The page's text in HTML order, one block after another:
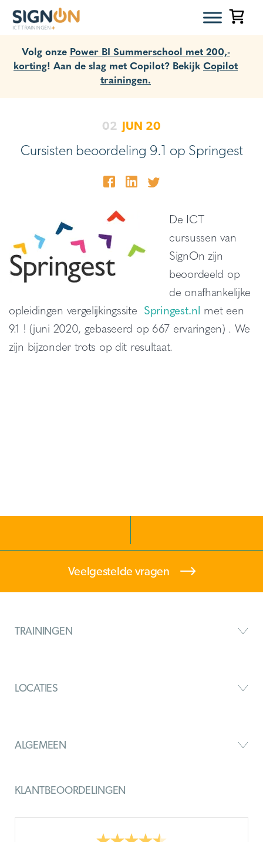
Volg onze Power BI Summerschool met 200,-
korting! Aan de slag met Copilot? Bekijk Copilot
trainingen.
02 JUN 20
Cursisten beoordeling 9.1 op Springest
De ICT
cursussen van
SignOn zijn
beoordeeld op
de onafhankelijke
opleidingen vergelijkingssite Springest.nl met een
9.1 ! (juni 2020, gebaseerd op 667 ervaringen) . We
zijn bijzonder trots op dit resultaat.
Veelgestelde vragen
TRAININGEN
LOCATIES
ALGEMEEN
KLANTBEOORDELINGEN